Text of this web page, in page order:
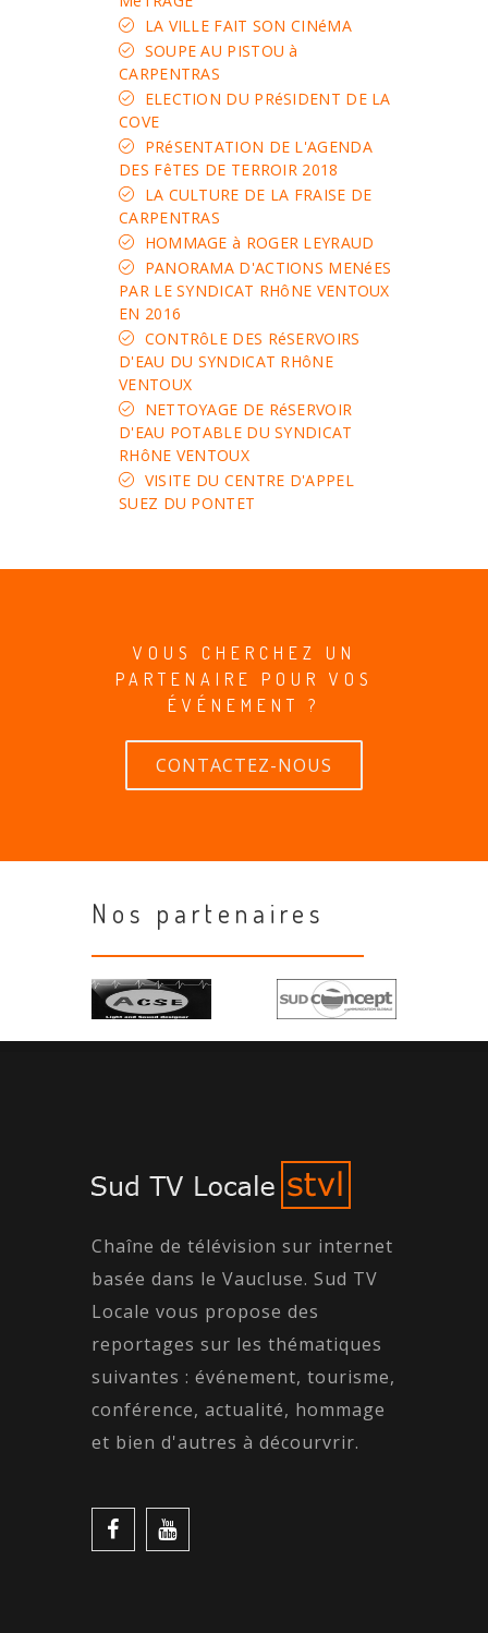
LA VILLE FAIT SON CINéMA
SOUPE AU PISTOU à
CARPENTRAS
ELECTION DU PRéSIDENT DE LA
COVE
PRéSENTATION DE L'AGENDA
DES FêTES DE TERROIR 2018
LA CULTURE DE LA FRAISE DE
CARPENTRAS
HOMMAGE à ROGER LEYRAUD
PANORAMA D'ACTIONS MENéES
PAR LE SYNDICAT RHôNE VENTOUX
EN 2016
CONTRôLE DES RéSERVOIRS
D'EAU DU SYNDICAT RHôNE
VENTOUX
NETTOYAGE DE RéSERVOIR
D'EAU POTABLE DU SYNDICAT
RHôNE VENTOUX
VISITE DU CENTRE D'APPEL
SUEZ DU PONTET
VOUS CHERCHEZ UN
PARTENAIRE POUR VOS
ÉVÉNEMENT ?
CONTACTEZ-NOUS
Nos partenaires
Chaîne de télévision sur internet
basée dans le Vaucluse. Sud TV
Locale vous propose des
reportages sur les thématiques
suivantes : événement, tourisme,
conférence, actualité, hommage
et bien d'autres à décourvrir.